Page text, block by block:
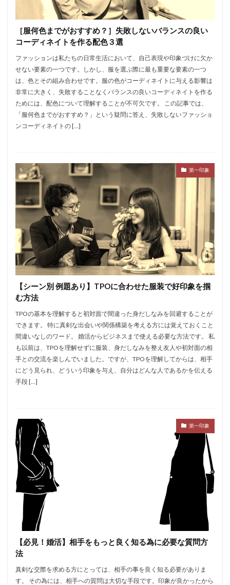
［服何色までがおすすめ？］失敗しないバランスの良い
コーディネイトを作る配色３選
ファッションは私たちの日常生活において、自己表現や印象づけに欠か
せない要素の一つです。しかし、服を選ぶ際に最も重要な要素の一つ
は、色とその組み合わせです。服の色がコーディネイトに与える影響は
非常に大きく、失敗することなくバランスの良いコーディネイトを作る
ためには、配色について理解することが不可欠です。 この記事では、
「服何色までがおすすめ？」という疑問に答え、失敗しないファッショ
ンコーディネイトの […]
第一印象
【シーン別 例題あり】TPOに合わせた服装で好印象を掴
む方法
TPOの基本を理解すると初対面で間違った身だしなみを回避することが
できます。 特に真剣な出会いや関係構築を考える方には覚えておくこと
間違いなしのワード。 婚活からビジネスまで使える必要な方法です。 私
も以前は、TPOを理解せずに服装、身だしなみを整え友人や初対面の相
手との交流を楽しんでいました。ですが、TPOを理解してからは、相手
にどう見られ、どういう印象を与え、自分はどんな人であるかを伝える
手段 […]
第一印象
【必見！婚活】相手をもっと良く知る為に必要な質問方
法
真剣な交際を求める方にとっては、相手の事を良く知る必要がありま
す。 その為には、相手への質問は大切な手段です。印象が良かったから